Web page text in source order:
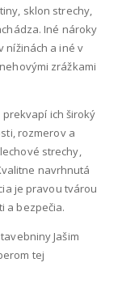
sklon strechy,
Iné nároky
nížinách a iné v
zrážkami
ich široký
rozmerov a
strechy,
navrhnutá
je pravou tvárou
a bezpečia.
Jašim
tej